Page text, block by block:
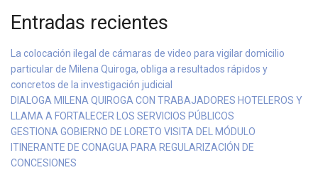
Entradas recientes
La colocación ilegal de cámaras de video para vigilar domicilio
particular de Milena Quiroga, obliga a resultados rápidos y
concretos de la investigación judicial
DIALOGA MILENA QUIROGA CON TRABAJADORES HOTELEROS Y
LLAMA A FORTALECER LOS SERVICIOS PÚBLICOS
GESTIONA GOBIERNO DE LORETO VISITA DEL MÓDULO
ITINERANTE DE CONAGUA PARA REGULARIZACIÓN DE
CONCESIONES